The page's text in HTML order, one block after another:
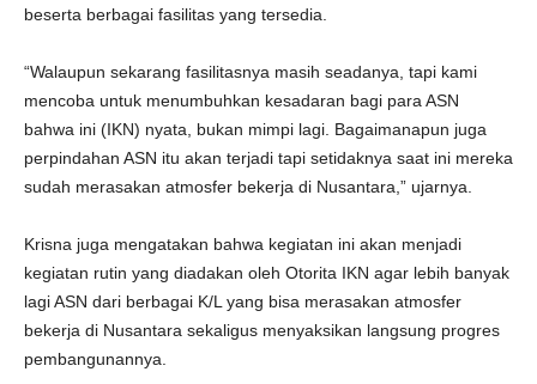
beserta berbagai fasilitas yang tersedia.
“Walaupun sekarang fasilitasnya masih seadanya, tapi kami
mencoba untuk menumbuhkan kesadaran bagi para ASN
bahwa ini (IKN) nyata, bukan mimpi lagi. Bagaimanapun juga
perpindahan ASN itu akan terjadi tapi setidaknya saat ini mereka
sudah merasakan atmosfer bekerja di Nusantara,” ujarnya.
Krisna juga mengatakan bahwa kegiatan ini akan menjadi
kegiatan rutin yang diadakan oleh Otorita IKN agar lebih banyak
lagi ASN dari berbagai K/L yang bisa merasakan atmosfer
bekerja di Nusantara sekaligus menyaksikan langsung progres
pembangunannya.